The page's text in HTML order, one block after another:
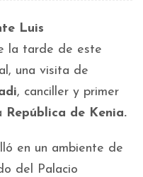
Luis
la tarde de este
una visita de
, canciller y primer
República de Kenia.
en un ambiente de
del Palacio